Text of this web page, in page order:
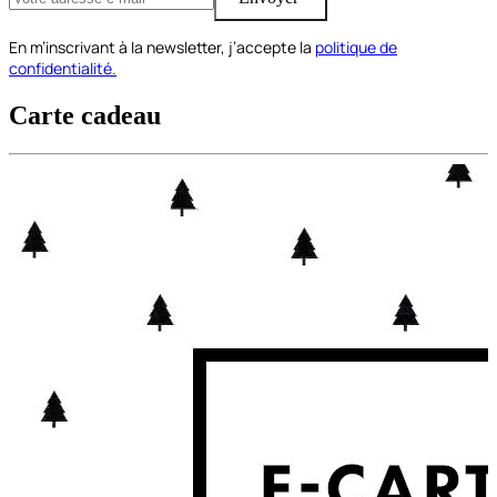
En m’inscrivant à la newsletter, j’accepte la politique de
confidentialité.
Carte cadeau